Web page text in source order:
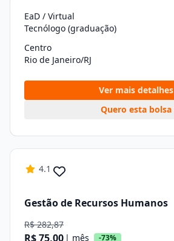
EaD / Virtual
Tecnólogo (graduação)
Centro
Rio de Janeiro/RJ
Ver mais detalhes
Quero esta bolsa
4.1
Gestão de Recursos Humanos
R$ 282,87
R$ 75,00 | mês -73%